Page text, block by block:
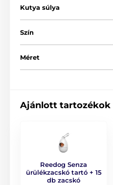
Design, melyet
modern kialakítás ötvözi
megkedvelheti. A Reedog
eredeti és praktikus
négyféle méretben és 6
kapható.
Kutya súlya
Szín
Méret
Ajánlott tartozékok
Reedog Senza
ürülékzacskó tartó + 15
db zacskó